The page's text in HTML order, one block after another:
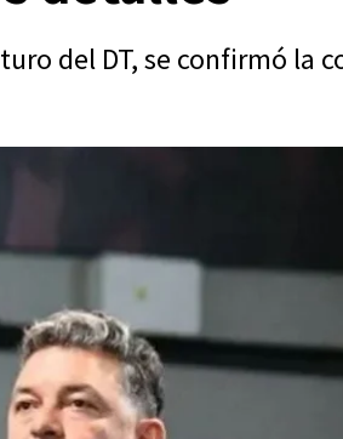
del DT, se confirmó la